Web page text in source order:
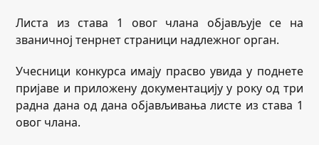
Листа из става 1 овог члана објављује се на
званичној тенрнет страници надлежног орган.
Учесници конкурса имају прасво увида у поднете
пријаве и приложену документацију у року од три
радна дана од дана објављивања листе из става 1
овог члана.